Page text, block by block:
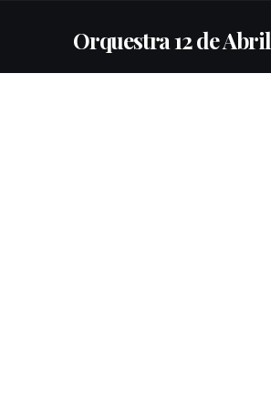
Orquestra 12 de Abril